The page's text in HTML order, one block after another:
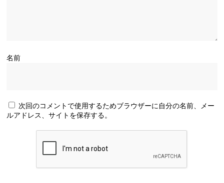
名前
次回のコメントで使用するためブラウザーに自分の名前、メー
ルアドレス、サイトを保存する。